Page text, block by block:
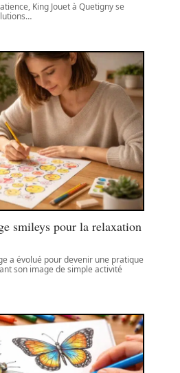
King Jouet à Quetigny se
…
smileys pour la relaxation
a évolué pour devenir une pratique
son image de simple activité